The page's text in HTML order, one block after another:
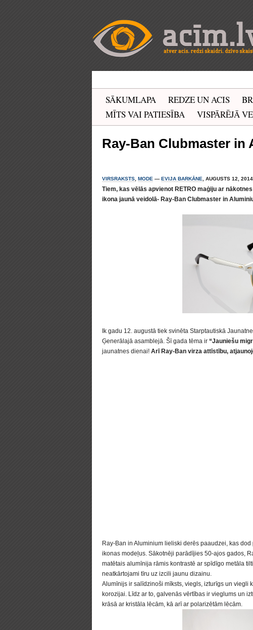
SĀKUMLAPA REDZE UN ACIS
MĪTS VAI PATIESĪBA
VISPĀRĒJĀ
Ray-Ban Clubmaster in
VIRSRAKSTS MODE — EVIJA BARKĀNE , AUGUSTS 12,
Tiem, kas vēlās apvienot RETRO maģiju ar
ikona jaunā veidolā- Ray-Ban Clubmaster in
Ik gadu 12. augustā tiek svinēta Starptautiskā
Ģenerālajā asamblejā. Šī gada tēma ir “Jauniešu
jaunatnes dienai! Arī Ray-Ban virza attīstību,
Ray-Ban in Aluminium lieliski derēs paaudzei, kas
ikonas modeļus. Sākotnēji parādījies 50-ajos gados,
matētais alumīnija rāmis kontrastē ar spīdīgo metāla
neatkārtojami tīru uz izcili jaunu dizainu.
Alumīnijs ir salīdzinoši mīksts, viegls, izturīgs un viegli
korozijai. Līdz ar to, galvenās vērtības ir vieglums un
krāsā ar kristāla lēcām, kā arī ar polarizētām lēcām.